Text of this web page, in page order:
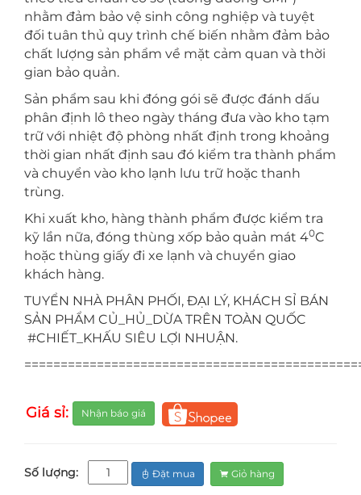
nhằm đảm bảo vệ sinh công nghiệp và tuyệt
đối tuân thủ quy trình chế biến nhằm đảm bảo
chất lượng sản phẩm về mặt cảm quan và thời
gian bảo quản.
Sản phẩm sau khi đóng gói sẽ được đánh dấu
phân định lô theo ngày tháng đưa vào kho tạm
trữ với nhiệt độ phòng nhất định trong khoảng
thời gian nhất định sau đó kiểm tra thành phẩm
và chuyển vào kho lạnh lưu trữ hoặc thanh
trùng.
Khi xuất kho, hàng thành phẩm được kiểm tra
kỹ lần nữa, đóng thùng xốp bảo quản mát 40C
hoặc thùng giấy đi xe lạnh và chuyển giao
khách hàng.
TUYỂN NHÀ PHÂN PHỐI, ĐẠI LÝ, KHÁCH SỈ BÁN
SẢN PHẨM CỦ_HỦ_DỪA TRÊN TOÀN QUỐC
#CHIẾT_KHẤU SIÊU LỢI NHUẬN.
Giá sỉ: Nhận báo giá
Số lượng: Đặt mua Giỏ hàng